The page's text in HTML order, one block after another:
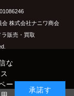
会 株式会社ナニワ商会
販売・買取
な
ー
承諾す